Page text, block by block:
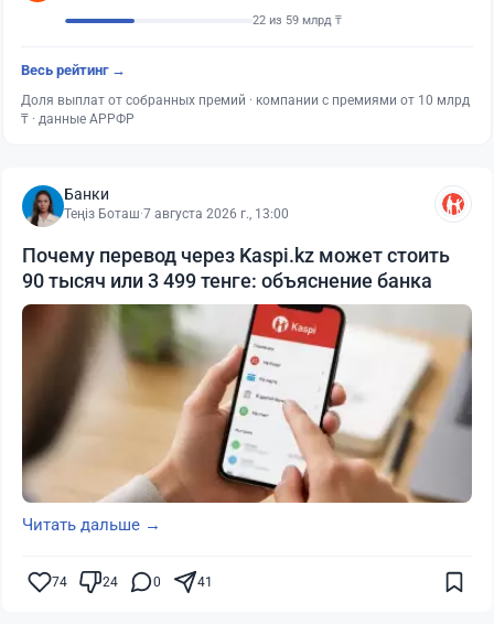
22 из 59 млрд ₸
Весь рейтинг →
Доля выплат от собранных премий · компании с премиями от 10 млрд
₸ · данные АРРФР
Банки
Теңіз Боташ·7 августа 2026 г., 13:00
Почему перевод через Kaspi.kz может стоить
90 тысяч или 3 499 тенге: объяснение банка
Читать дальше →
74 24 0 41